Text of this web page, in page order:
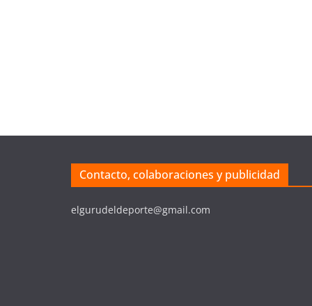
Contacto, colaboraciones y publicidad
elgurudeldeporte@gmail.com